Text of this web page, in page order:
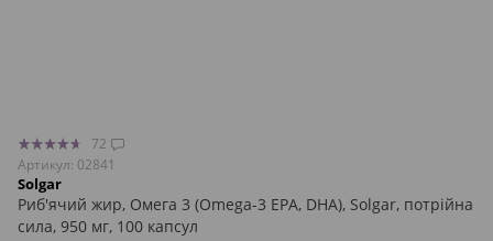
72
Артикул: 02841
Solgar
Риб'ячий жир, Омега 3 (Omega-3 EPA, DHA), Solgar, потрійна
сила, 950 мг, 100 капсул